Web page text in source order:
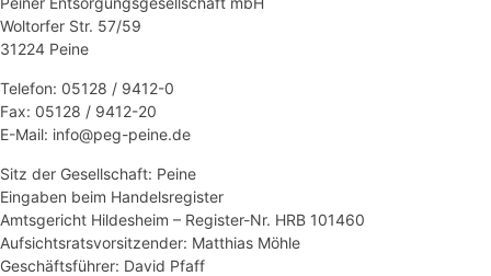
Woltorfer Str. 57/59
31224 Peine
Telefon: 05128 / 9412-0
Fax: 05128 / 9412-20
E-Mail: info@peg-peine.de
Sitz der Gesellschaft: Peine
Eingaben beim Handelsregister
Amtsgericht Hildesheim – Register-Nr. HRB 101460
Aufsichtsratsvorsitzender: Matthias Möhle
Geschäftsführer: David Pfaff